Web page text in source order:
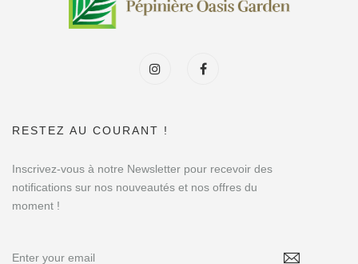
RESTEZ AU COURANT !
Inscrivez-vous à notre Newsletter pour recevoir des
notifications sur nos nouveautés et nos offres du
moment !